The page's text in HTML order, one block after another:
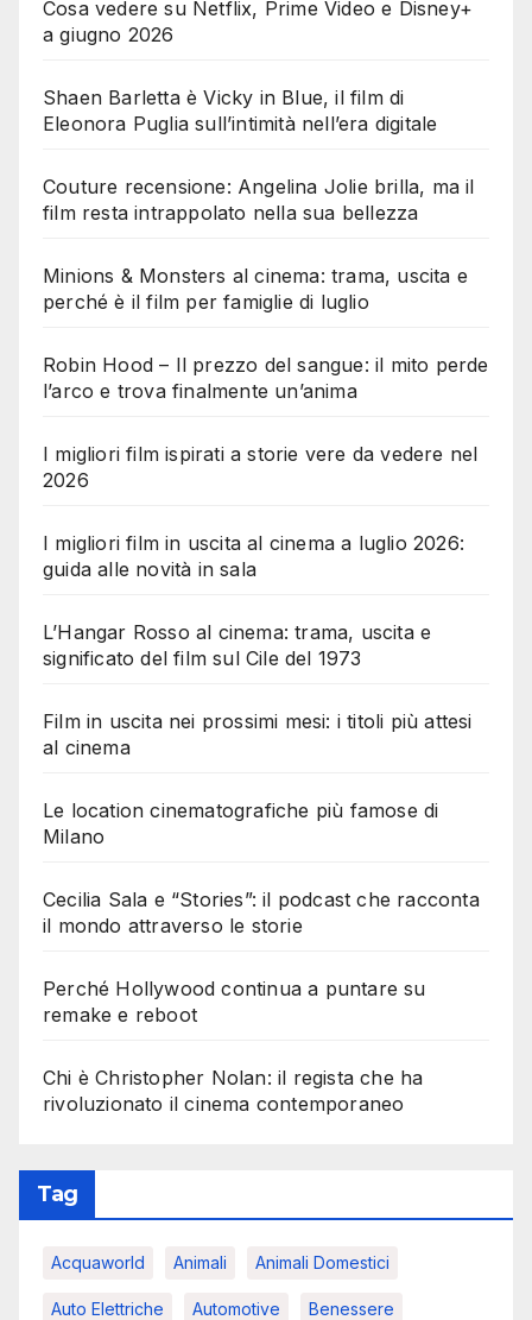
Cosa vedere su Netflix, Prime Video e Disney+
a giugno 2026
Shaen Barletta è Vicky in Blue, il film di
Eleonora Puglia sull’intimità nell’era digitale
Couture recensione: Angelina Jolie brilla, ma il
film resta intrappolato nella sua bellezza
Minions & Monsters al cinema: trama, uscita e
perché è il film per famiglie di luglio
Robin Hood – Il prezzo del sangue: il mito perde
l’arco e trova finalmente un’anima
I migliori film ispirati a storie vere da vedere nel
2026
I migliori film in uscita al cinema a luglio 2026:
guida alle novità in sala
L’Hangar Rosso al cinema: trama, uscita e
significato del film sul Cile del 1973
Film in uscita nei prossimi mesi: i titoli più attesi
al cinema
Le location cinematografiche più famose di
Milano
Cecilia Sala e “Stories”: il podcast che racconta
il mondo attraverso le storie
Perché Hollywood continua a puntare su
remake e reboot
Chi è Christopher Nolan: il regista che ha
rivoluzionato il cinema contemporaneo
Tag
Acquaworld Animali Animali Domestici
Auto Elettriche Automotive Benessere